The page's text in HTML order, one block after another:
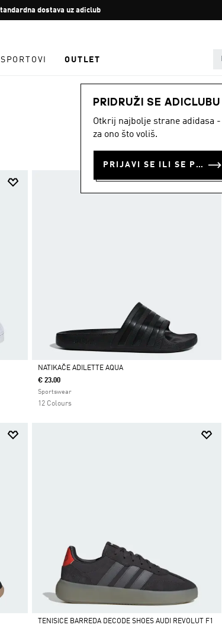
Zaustavi
rotaciju
Besplatan povrat
SPORTOVI OUTLET
PRIDRUŽI SE
Otkrij najbolje strane adidasa
za ono što voliš.
PRIJAVI SE ILI SE PRIDRUŽI SADA
Da
NATIKAČE ADILETTE AQUA
€ 23.00
Sportswear
12 Colours
TENISICE BARREDA DECODE SHOES AUDI REVOLUT F1